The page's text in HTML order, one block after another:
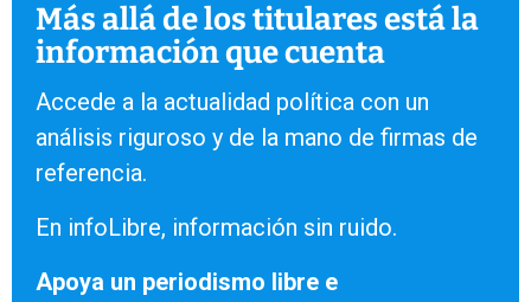
Más allá de los titulares está la
información que cuenta
Accede a la actualidad política con un
análisis riguroso y de la mano de firmas de
referencia.
En infoLibre, información sin ruido.
Apoya un periodismo libre e